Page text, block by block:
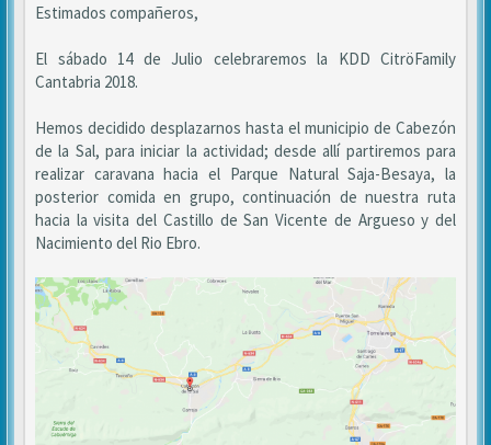
Estimados compañeros,
El sábado 14 de Julio celebraremos la KDD CitröFamily
Cantabria 2018.
Hemos decidido desplazarnos hasta el municipio de Cabezón
de la Sal, para iniciar la actividad; desde allí partiremos para
realizar caravana hacia el Parque Natural Saja-Besaya, la
posterior comida en grupo, continuación de nuestra ruta
hacia la visita del Castillo de San Vicente de Argueso y del
Nacimiento del Rio Ebro.